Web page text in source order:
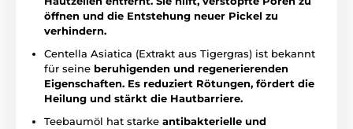
öffnen und die Entstehung neuer Pickel zu
verhindern.
Centella Asiatica (Extrakt aus Tigergras) ist bekannt
für seine beruhigenden und regenerierenden
Eigenschaften. Es reduziert Rötungen, fördert die
Heilung und stärkt die Hautbarriere.
Teebaumöl hat starke antibakterielle und